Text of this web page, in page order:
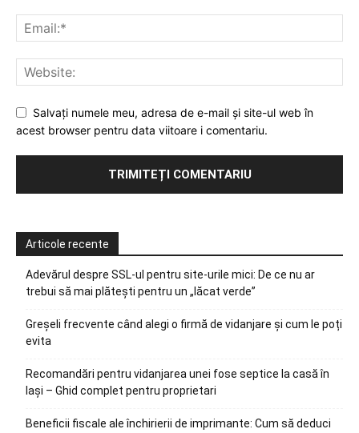
Salvați numele meu, adresa de e-mail și site-ul web în
acest browser pentru data viitoare i comentariu.
Articole recente
Adevărul despre SSL-ul pentru site-urile mici: De ce nu ar
trebui să mai plătești pentru un „lăcat verde”
Greșeli frecvente când alegi o firmă de vidanjare și cum le poți
evita
Recomandări pentru vidanjarea unei fose septice la casă în
Iași – Ghid complet pentru proprietari
Beneficii fiscale ale închirierii de imprimante: Cum să deduci